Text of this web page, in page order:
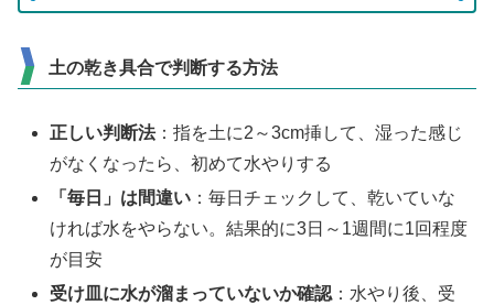
土の乾き具合で判断する方法
正しい判断法：指を土に2～3cm挿して、湿った感じ
がなくなったら、初めて水やりする
「毎日」は間違い ：毎日チェックして、乾いていな
ければ水をやらない。結果的に3日～1週間に1回程度
が目安
受け皿に水が溜まっていないか確認 ：水やり後、受